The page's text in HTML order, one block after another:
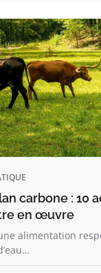
carbone : 10
en œuvre
alimentation